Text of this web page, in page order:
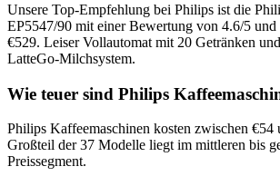
Unsere Top-Empfehlung bei Philips ist die
EP5547/90 mit einer Bewertung von 4.6/5 und
€529. Leiser Vollautomat mit 20 Getränken
LatteGo-Milchsystem.
Wie teuer sind Philips
Philips Kaffeemaschinen kosten zwischen €54
Großteil der 37 Modelle liegt im mittleren bis
Preissegment.